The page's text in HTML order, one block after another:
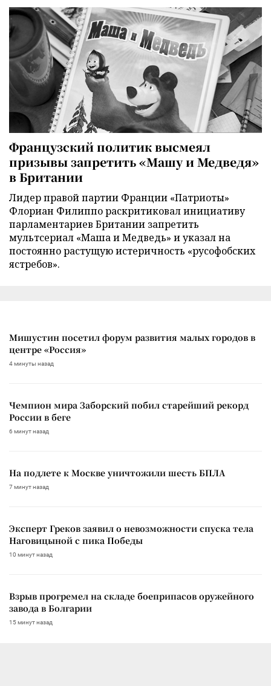
Французский политик высмеял
призывы запретить «Машу и Медведя»
в Британии
Лидер правой партии Франции «Патриоты»
Флориан Филиппо раскритиковал инициативу
парламентариев Британии запретить
мультсериал «Маша и Медведь» и указал на
постоянно растущую истеричность «русофобских
ястребов».
Мишустин посетил форум развития малых городов в
центре «Россия»
4 минуты назад
Чемпион мира Заборский побил старейший рекорд
России в беге
6 минут назад
На подлете к Москве уничтожили шесть БПЛА
7 минут назад
Эксперт Греков заявил о невозможности спуска тела
Наговицыной с пика Победы
10 минут назад
Взрыв прогремел на складе боеприпасов оружейного
завода в Болгарии
15 минут назад